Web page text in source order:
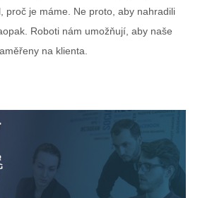
proč je máme. Ne proto, aby nahradili
Roboti nám umožňují, aby naše
na klienta.